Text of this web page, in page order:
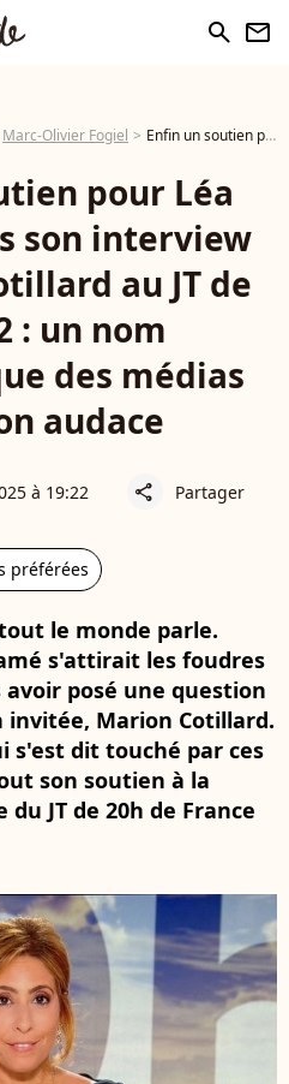
search newsletter
Marc-Olivier Fogiel Enfin un soutien pour Léa Salamé après son interview de Marion Cotillard au JT de France 2 : un nom emblématique des médias salue son audace
pour Léa
son interview
au JT de
: un nom
des médias
audace
à 19:22 share Partager
préférées
le monde parle.
s'attirait les foudres
posé une question
invitée, Marion Cotillard.
s'est dit touché par ces
son soutien à la
JT de 20h de France